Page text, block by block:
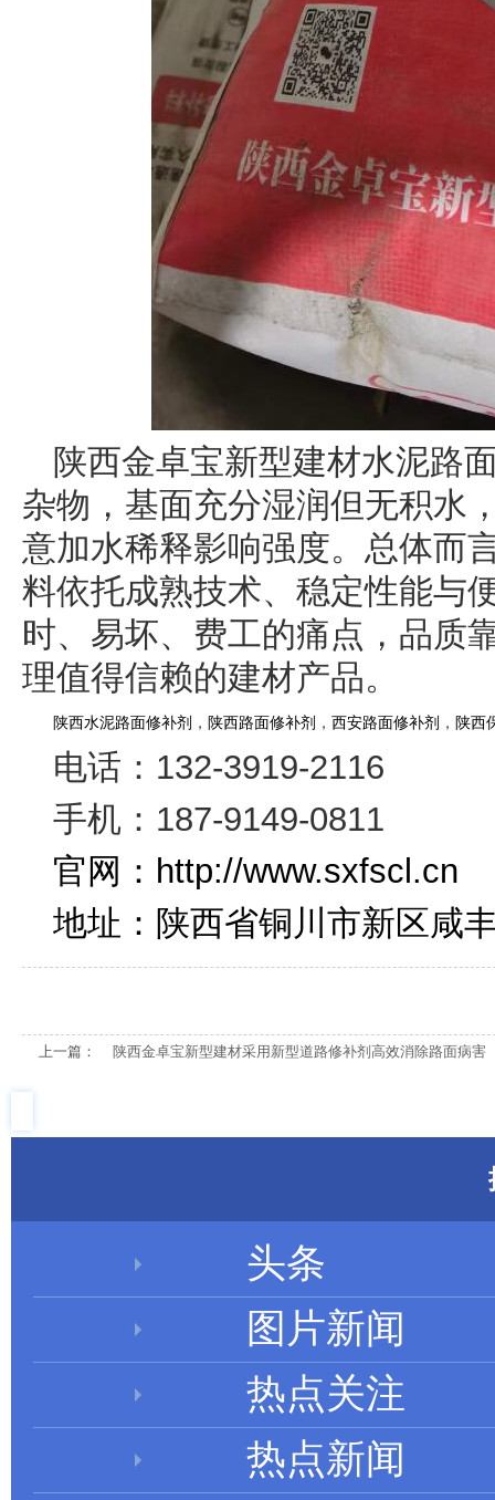
陕西金卓宝新型建材水泥路
杂物，基面充分湿润但无积水
意加水稀释影响强度。总体而
料依托成熟技术、稳定性能与
时、易坏、费工的痛点，品质
理值得信赖的建材产品。
陕西水泥路面修补剂 ， 陕西路面修补剂 ， 西安路面修补剂 ， 陕西
电话： 132-3919-2116
手机： 187-9149-0811
官网： http://www.sxfscl.cn
地址：陕西省铜川市新区咸
上一篇： 陕西金卓宝新型建材采用新型道路修补剂高效消除路面病害
头条
图片新闻
热点关注
热点新闻